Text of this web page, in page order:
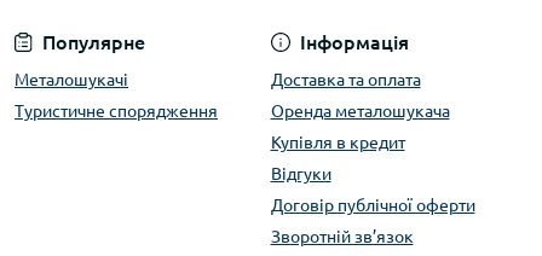
Популярне
Металошукачі
Туристичне спорядження
Інформація
Доставка та оплата
Оренда металошукача
Купівля в кредит
Відгуки
Договір публічної оферти
Зворотній зв’язок